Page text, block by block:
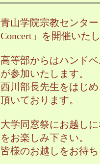
青山学院宗教センタ
Concert」を開催いた
高等部からはハンド
が参加いたします。
西川部長先生をはじ
頂いております。
大学同窓祭にお越し
をお楽しみ下さい。
皆様のお越しをお待